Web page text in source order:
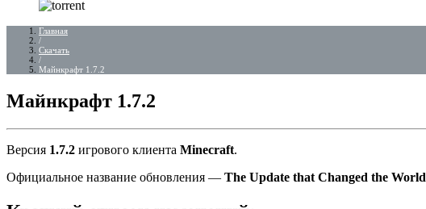
Главная
/
Скачать
/
Майнкрафт 1.7.2
Майнкрафт 1.7.2
Версия 1.7.2 игрового клиента Minecraft.
Официальное название обновления — The Update that Changed the World